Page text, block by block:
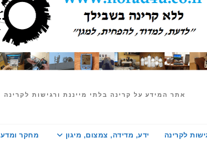
אתר המידע על קרינה בלתי מייננת ורגישות לקרינה
לקרינה ידע, מדידה, צמצום, מיגון מחקר ומדע